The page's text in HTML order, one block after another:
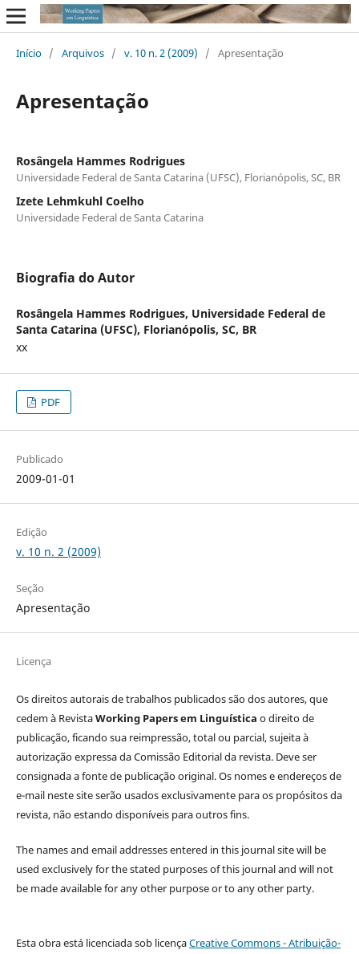
Início / Arquivos / v. 10 n. 2 (2009) / Apresentação
Apresentação
Rosângela Hammes Rodrigues
Universidade Federal de Santa Catarina (UFSC), Florianópolis, SC, BR
Izete Lehmkuhl Coelho
Universidade Federal de Santa Catarina
Biografia do Autor
Rosângela Hammes Rodrigues, Universidade Federal de
Santa Catarina (UFSC), Florianópolis, SC, BR
xx
PDF
Publicado
2009-01-01
Edição
v. 10 n. 2 (2009)
Seção
Apresentação
Licença
Os direitos autorais de trabalhos publicados são dos autores, que
cedem à RevistaWorking Papers em Linguística o direito de
publicação, ficando sua reimpressão, total ou parcial, sujeita à
autorização expressa da Comissão Editorial da revista. Deve ser
consignada a fonte de publicação original. Os nomes e endereços de
e-mail neste site serão usados exclusivamente para os propósitos da
revista, não estando disponíveis para outros fins.
The names and email addresses entered in this journal site will be
used exclusively for the stated purposes of this journal and will not
be made available for any other purpose or to any other party.
Esta obra está licenciada sob licençaCreative Commons - Atribuição-